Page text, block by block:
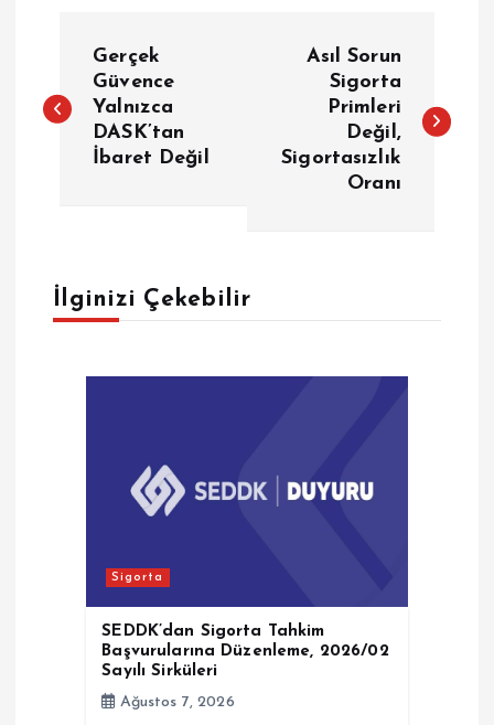
a
e
Gerçek
Güvence
Yalnızca
DASK’tan
İbaret Değil
Asıl Sorun
Sigorta
Primleri
Değil,
Sigortasızlık
Oranı
İlginizi Çekebilir
Sigorta
SEDDK’dan Sigorta Tahkim
Başvurularına Düzenleme, 2026/02
Sayılı Sirküleri
Ağustos 7, 2026